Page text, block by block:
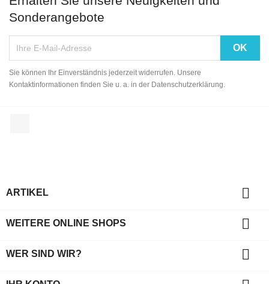
Sonderangebote
Sie können Ihr Einverständnis jederzeit widerrufen. Unsere
Kontaktinformationen finden Sie u. a. in der Datenschutzerklärung.
ARTIKEL 
WEITERE ONLINE SHOPS 
WER SIND WIR? 